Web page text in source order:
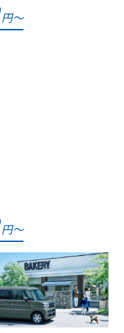
円～
円～